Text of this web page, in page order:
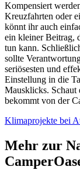
Kompensiert
Kreuzfahrten oder
könnt ihr auch
ein kleiner Beitrag,
tun kann.
sollte
seriösesten und
Einstellung in die
Mausklicks. Schaut
bekommt von der
Klimaprojekte bei
Mehr zur